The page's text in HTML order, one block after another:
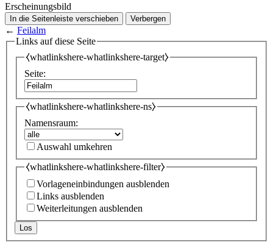
Erscheinungsbild
In die Seitenleiste verschieben Verbergen
← Feilalm
Links auf diese Seite
⧼whatlinkshere-whatlinkshere-target⧽
Seite:
⧼whatlinkshere-whatlinkshere-ns⧽
Namensraum:
Auswahl umkehren
⧼whatlinkshere-whatlinkshere-filter⧽
Vorlageneinbindungen ausblenden
Links ausblenden
Weiterleitungen ausblenden
Los